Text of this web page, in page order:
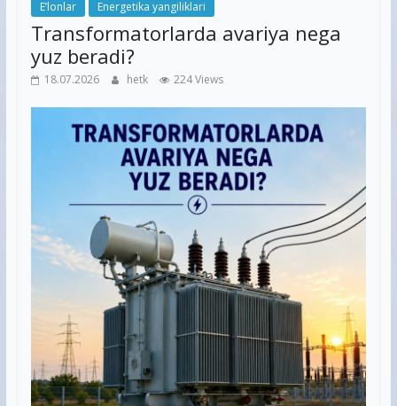
E’lonlar Energetika yangiliklari
Transformatorlarda avariya nega
yuz beradi?
18.07.2026 hetk 224 Views